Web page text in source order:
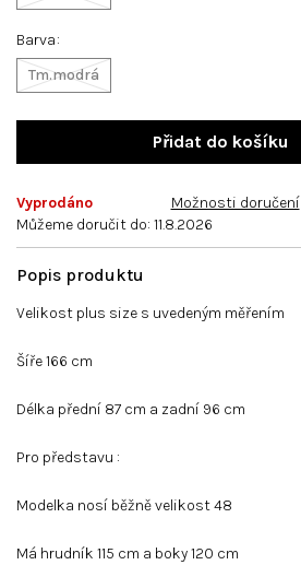
Velikost plus size s uvedeným měřením
Šíře 166 cm
Délka přední 87 cm a zadní 96 cm
Pro představu :
Modelka nosí běžně velikost 48
Má hrudník 115 cm a boky 120 cm
Barva
Tm.modrá
Vyprodáno
Můžeme doručit do: 11.8.2026
Možnosti doručení